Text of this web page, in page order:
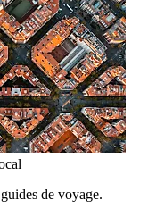
de voyage.